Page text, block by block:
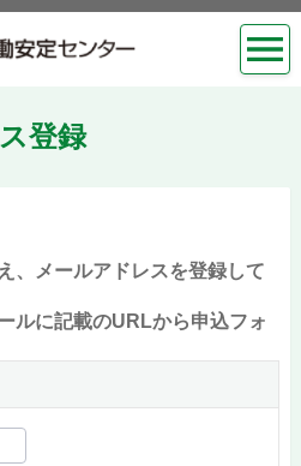
登録
、メールアドレスを登録して
ルに記載のURLから申込フォ